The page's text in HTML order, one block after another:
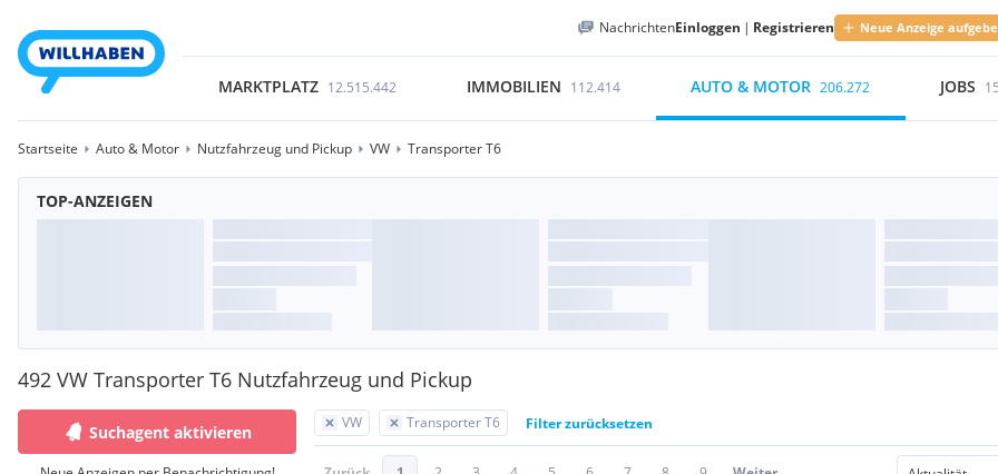
NachrichtenEinloggen | Registrieren Neue Anzeige
MARKTPLATZ 12.515.442 IMMOBILIEN 112.414 AUTO & MOTOR 206.272 JOBS
Startseite Auto & Motor Nutzfahrzeug und Pickup VW Transporter T6
TOP-ANZEIGEN
492 VW Transporter T6 Nutzfahrzeug und Pickup
VW Transporter T6 Filter zurücksetzen
Suchagent aktivieren